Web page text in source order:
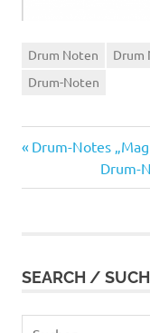
Drum Noten Drum
Drum-Noten
Vorheriger
Drum-Notes
Beitrag:
Drum-
SEARCH /